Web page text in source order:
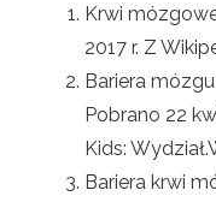
Krwi
2017 r. Z
Bariera mózgu
Pobrano 22
Kids:
Bariera krwi